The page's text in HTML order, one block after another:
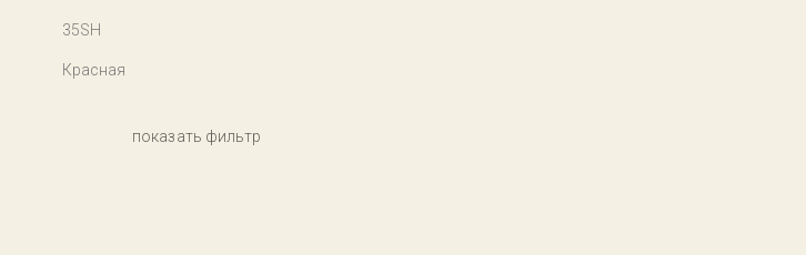
35SH
Красная
показать фильтр